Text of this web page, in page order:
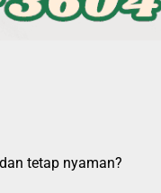
tetap nyaman?